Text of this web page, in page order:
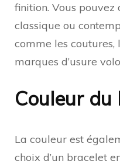
finition. Vous
classique ou
comme les coutures,
marques d’usure
Couleur
La couleur est
choix d’un bracelet